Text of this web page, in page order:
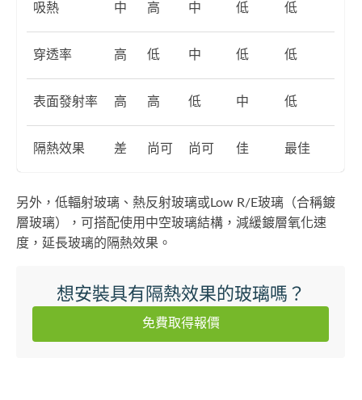
吸熱 中 高 中 低 低
穿透率 高 低 中 低 低
表面發射率 高 高 低 中 低
隔熱效果 差 尚可 尚可 佳 最佳
另外，低輻射玻璃、熱反射玻璃或Low R/E玻璃（合稱鍍
層玻璃），可搭配使用中空玻璃結構，減緩鍍層氧化速
度，延長玻璃的隔熱效果。
想安裝具有隔熱效果的玻璃嗎？
免費取得報價